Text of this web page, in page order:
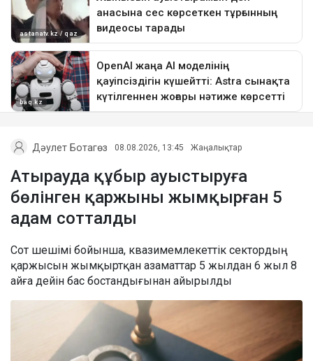
Дәулет Ботагөз 08.08.2026, 13:45 Жаңалықтар
Атырауда құбыр ауыстыруға
бөлінген қаржыны жымқырған 5
адам сотталды
Сот шешімі бойынша, квазимемлекеттік сектордың
қаржысын жымқыртқан азаматтар 5 жылдан 6 жыл 8
айға дейін бас бостандығынан айырылды